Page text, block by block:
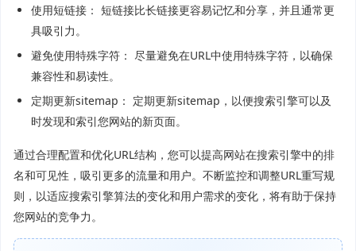
使用短链接： 短链接比长链接更容易记忆和分享，并且通常更
具吸引力。
避免使用特殊字符： 尽量避免在URL中使用特殊字符，以确保
兼容性和易读性。
定期更新sitemap： 定期更新sitemap，以便搜索引擎可以及
时发现和索引您网站的新页面。
通过合理配置和优化URL结构，您可以提高网站在搜索引擎中的排
名和可见性，吸引更多的流量和用户。不断监控和调整URL重写规
则，以适应搜索引擎算法的变化和用户需求的变化，将有助于保持
您网站的竞争力。